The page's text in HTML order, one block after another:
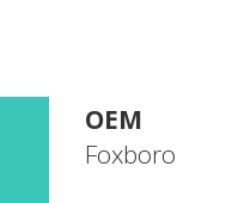
OEM
Foxboro